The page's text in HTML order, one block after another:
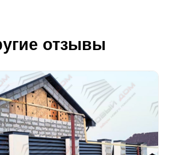
отзывы